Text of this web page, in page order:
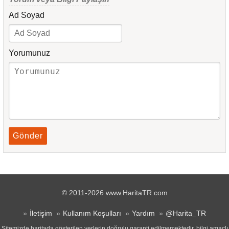
Ad Soyad
Yorumunuz
Gönder
© 2011-2026 www.HaritaTR.com
İletişim Kullanım Koşulları Yardım @Harita_TR